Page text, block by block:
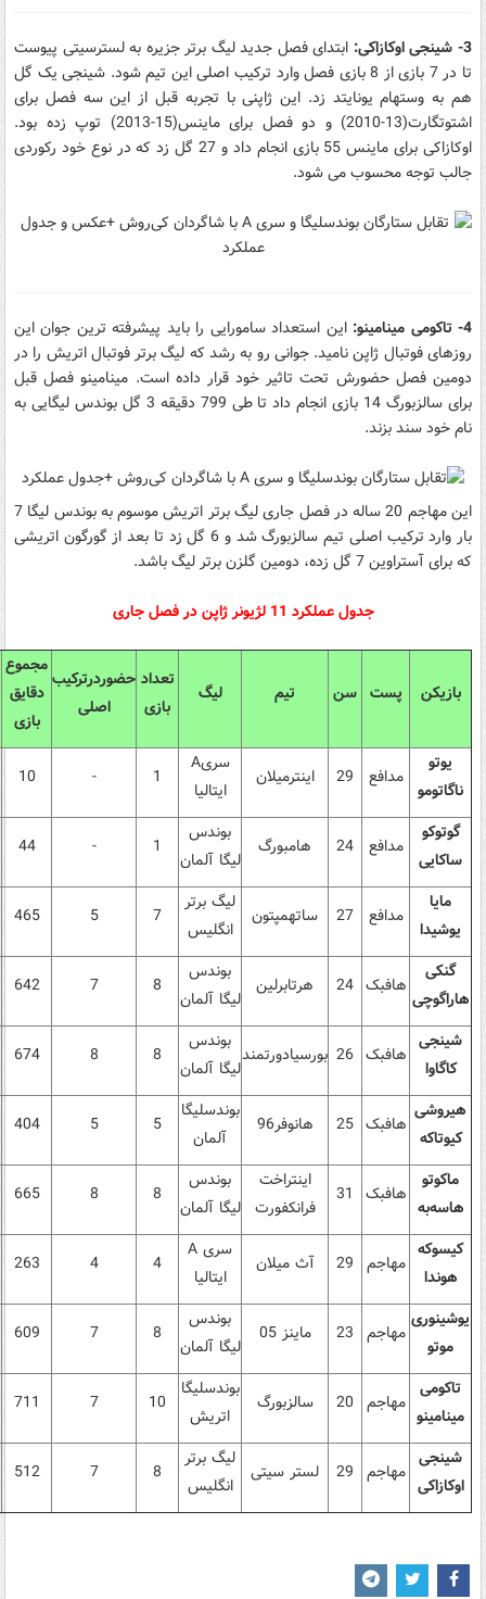
3- شینجی اوکازاکی:
ابتدای فصل جدید لیگ برتر جزیره به لسترسیتی پیوست
تا در 7 بازی از 8 بازی فصل وارد ترکیب اصلی این تیم شود. شینجی یک گل
هم به وستهام یونایتد زد. این ژاپنی با تجربه قبل از این سه فصل برای
اشتوتگارت(13-2010) و دو فصل برای ماینس(15-2013) توپ زده بود.
اوکازاکی برای ماینس 55 بازی انجام داد و 27 گل زد که در نوع خود رکوردی
جالب توجه محسوب می شود.
4- تاکومی مینامینو:
این استعداد سامورایی را باید پیشرفته ترین جوان این
روزهای فوتبال ژاپن نامید. جوانی رو به رشد که لیگ برتر فوتبال اتریش را در
دومین فصل حضورش تحت تاثیر خود قرار داده است. مینامینو فصل قبل
برای سالزبورگ 14 بازی انجام داد تا طی 799 دقیقه 3 گل بوندس لیگایی به
نام خود سند بزند.
این مهاجم 20 ساله در فصل جاری لیگ برتر اتریش موسوم به بوندس لیگا 7
بار وارد ترکیب اصلی تیم سالزبورگ شد و 6 گل زد تا بعد از گورگون اتریشی
که برای آستراوین 7 گل زده، دومین گلزن برتر لیگ باشد.
جدول عملکرد 11 لژیونر ژاپن در فصل جاری
بازیکن پست سن تیم لیگ
تعداد
بازی
حضوردرترکیب
اصلی
مجموع
دقایق
بازی
یوتو
ناگاتومو
مدافع 29 اینترمیلان
سریA
ایتالیا
1
-
10
گوتوکو
ساکایی
مدافع 24 هامبورگ
بوندس
لیگا آلمان
1
-
44
مایا
یوشیدا
مدافع 27 ساتهمپتون
لیگ برتر
انگلیس
7
5
465
گنکی
هاراگوچی
هافبک 24 هرتابرلین
بوندس
لیگا آلمان
8
7
642
شینجی
کاگاوا
هافبک 26 بورسیادورتمند
بوندس
لیگا آلمان
8
8
674
هیروشی
کیوتاکه
هافبک 25 هانوفر96
بوندسلیگا
آلمان
5
5
404
ماکوتو
هاسه‌به
هافبک 31
اینتراخت
فرانکفورت
بوندس
لیگا آلمان
8
8
665
کیسوکه
هوندا
مهاجم 29 آث میلان
سری A
ایتالیا
4
4
263
یوشینوری
موتو
مهاجم 23 ماینز 05
بوندس
لیگا آلمان
8
7
609
تاکومی
مینامینو
مهاجم 20 سالزبورگ
بوندسلیگا
اتریش
10
7
711
شینجی
اوکازاکی
مهاجم 29 لستر سیتی
لیگ برتر
انگلیس
8
7
512